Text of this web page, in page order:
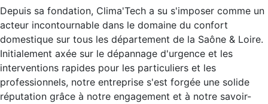
Depuis sa fondation, Clima'Tech a su s'imposer comme un
acteur incontournable dans le domaine du confort
domestique sur tous les département de la Saône & Loire.
Initialement axée sur le dépannage d'urgence et les
interventions rapides pour les particuliers et les
professionnels, notre entreprise s'est forgée une solide
réputation grâce à notre engagement et à notre savoir-